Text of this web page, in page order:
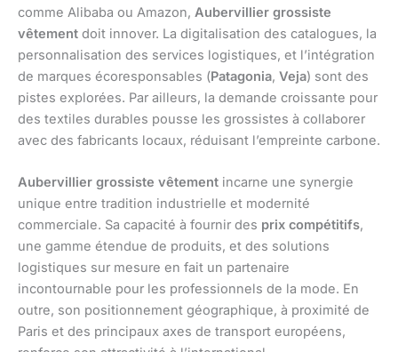
comme Alibaba ou Amazon, Aubervillier grossiste
vêtement doit innover. La digitalisation des catalogues, la
personnalisation des services logistiques, et l’intégration
de marques écoresponsables (Patagonia, Veja) sont des
pistes explorées. Par ailleurs, la demande croissante pour
des textiles durables pousse les grossistes à collaborer
avec des fabricants locaux, réduisant l’empreinte carbone.
Aubervillier grossiste vêtement incarne une synergie
unique entre tradition industrielle et modernité
commerciale. Sa capacité à fournir des prix compétitifs,
une gamme étendue de produits, et des solutions
logistiques sur mesure en fait un partenaire
incontournable pour les professionnels de la mode. En
outre, son positionnement géographique, à proximité de
Paris et des principaux axes de transport européens,